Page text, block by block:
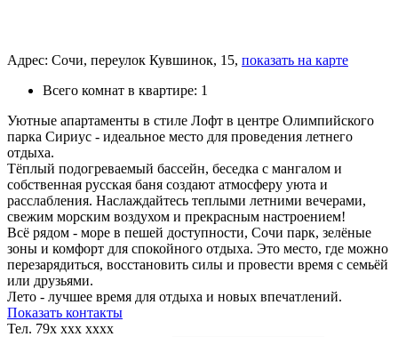
Адрес: Сочи, переулок Кувшинок, 15, показать на карте
Всего комнат в квартире: 1
Уютные апартаменты в стиле Лофт в центре Олимпийского
парка Сириус - идеальное место для проведения летнего
отдыха.
Тёплый подогреваемый бассейн, беседка с мангалом и
собственная русская баня создают атмосферу уюта и
расслабления. Наслаждайтесь теплыми летними вечерами,
свежим морским воздухом и прекрасным настроением!
Всё рядом - море в пешей доступности, Сочи парк, зелёные
зоны и комфорт для спокойного отдыха. Это место, где можно
перезарядиться, восстановить силы и провести время с семьёй
или друзьями.
Лето - лучшее время для отдыха и новых впечатлений.
Показать контакты
Тел. 79x xxx xxxx